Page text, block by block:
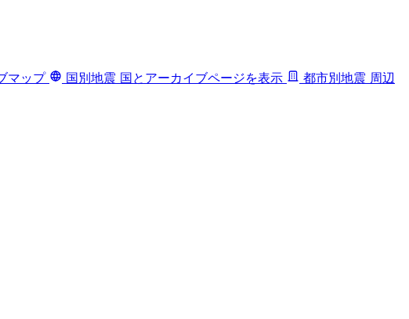
マップ 国別地震 国とアーカイブページを表示 都市別地震 周辺